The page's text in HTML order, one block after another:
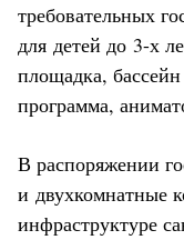
требовательных
для детей до 3-х
площадка,
программа,
В распоряжении
и двухкомнатные
инфраструктуре